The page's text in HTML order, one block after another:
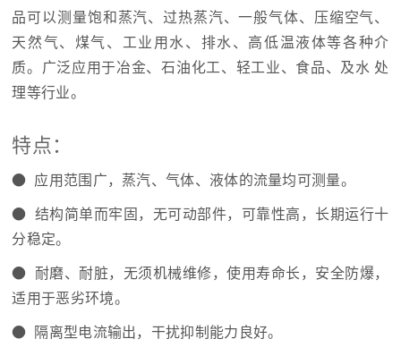
品可以测量饱和蒸汽、过热蒸汽、一般气体、压缩空气、
天然气、煤气、工业用水、排水、高低温液体等各种介
质。广泛应用于冶金、石油化工、轻工业、食品、及水 处
理等行业。
特点：
● 应用范围广，蒸汽、气体、液体的流量均可测量。
● 结构简单而牢固，无可动部件，可靠性高，长期运行十
分稳定。
● 耐磨、耐脏，无须机械维修，使用寿命长，安全防爆，
适用于恶劣环境。
● 隔离型电流输出，干扰抑制能力良好。